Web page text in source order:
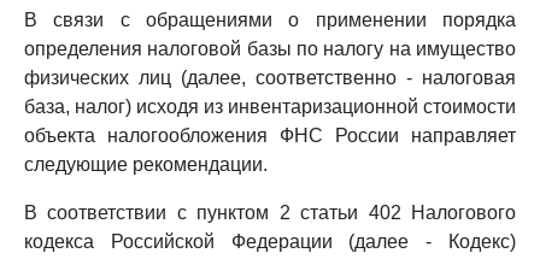
В связи с обращениями о применении порядка
определения налоговой базы по налогу на имущество
физических лиц (далее, соответственно - налоговая
база, налог) исходя из инвентаризационной стоимости
объекта налогообложения ФНС России направляет
следующие рекомендации.
В соответствии с пунктом 2 статьи 402 Налогового
кодекса Российской Федерации (далее - Кодекс)